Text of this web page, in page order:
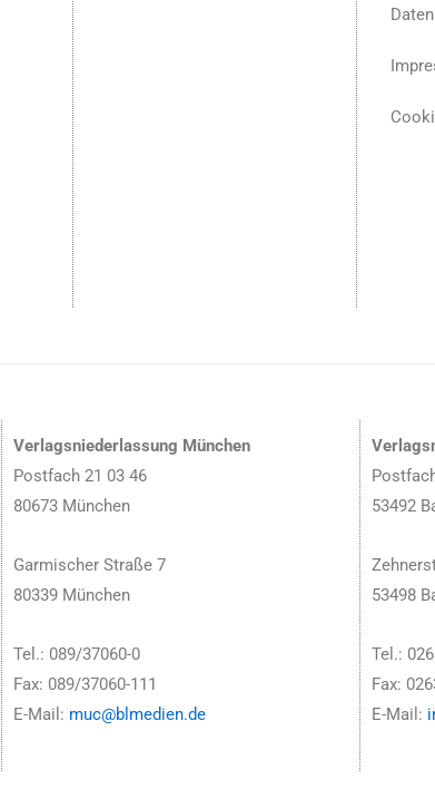
Verlagsniederlassung München
Postfach 21 03 46
80673 München
Garmischer Straße 7
80339 München
Tel.: 089/37060-0
Fax: 089/37060-111
E-Mail: muc@blmedien.de
53492
53498
Tel.:
Fax:
E-Mail: